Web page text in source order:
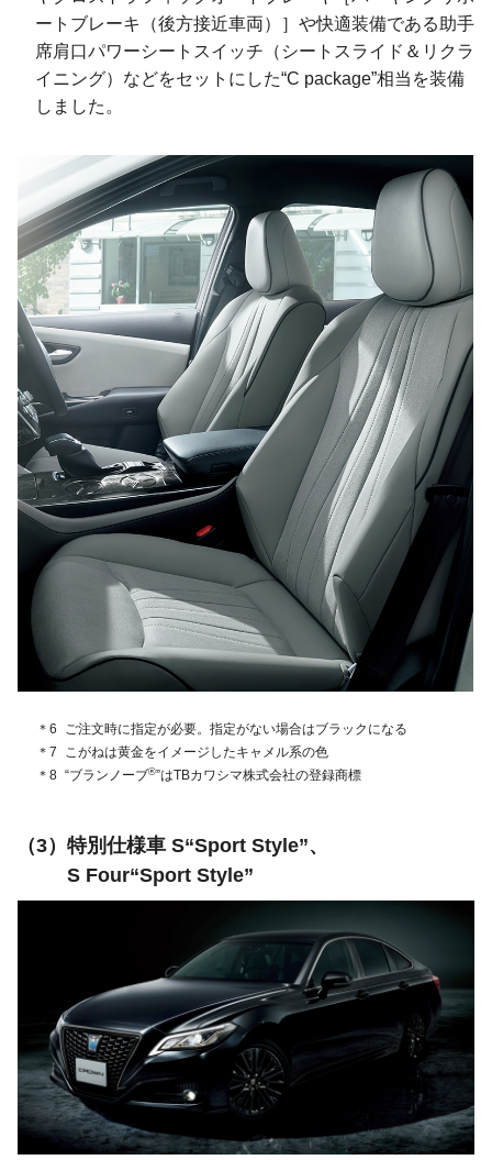
ートブレーキ（後方接近車両）］や快適装備である助手
席肩口パワーシートスイッチ（シートスライド＆リクラ
イニング）などをセットにした“C package”相当を装備
しました。
＊6 ご注文時に指定が必要。 指定がない場合はブラックになる
＊7
こがねは黄金をイメージしたキャメル系の色
＊8 “ブランノーブ®”はTBカワシマ株式会社の登録商標
特別仕様車 S“Sport Style”、
S Four“Sport Style”